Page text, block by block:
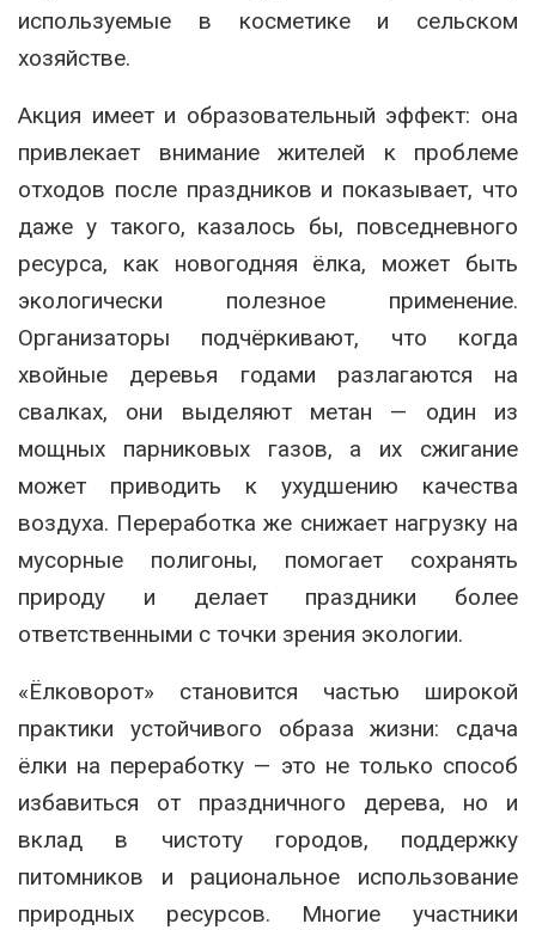
используемые в косметике и сельском
хозяйстве.
Акция имеет и образовательный эффект: она
привлекает внимание жителей к проблеме
отходов после праздников и показывает, что
даже у такого, казалось бы, повседневного
ресурса, как новогодняя ёлка, может быть
экологически полезное применение.
Организаторы подчёркивают, что когда
хвойные деревья годами разлагаются на
свалках, они выделяют метан — один из
мощных парниковых газов, а их сжигание
может приводить к ухудшению качества
воздуха. Переработка же снижает нагрузку на
мусорные полигоны, помогает сохранять
природу и делает праздники более
ответственными с точки зрения экологии.
«Ёлковорот» становится частью широкой
практики устойчивого образа жизни: сдача
ёлки на переработку — это не только способ
избавиться от праздничного дерева, но и
вклад в чистоту городов, поддержку
питомников и рациональное использование
природных ресурсов. Многие участники